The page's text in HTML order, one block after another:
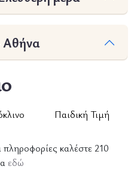
Αθήνα
Παιδική Τιμή
πληροφορίες καλέστε 210
εδώ